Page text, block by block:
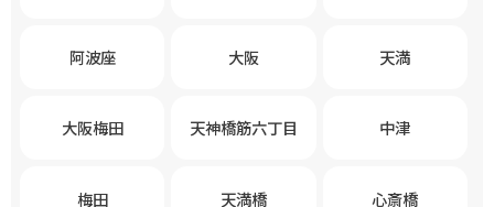
阿波座 大阪 天満
大阪梅田 天神橋筋六丁目 中津
梅田 天満橋 心斎橋